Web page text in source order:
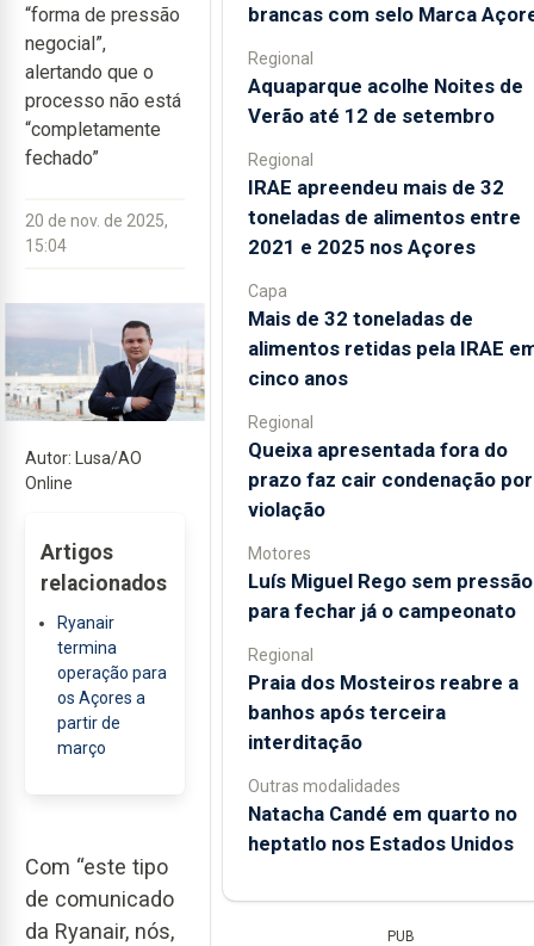
“forma de pressão
negocial”,
alertando que o
processo não está
“completamente
fechado”
20 de nov. de 2025,
15:04
Autor: Lusa/AO
Online
Artigos
relacionados
Ryanair
termina
operação para
os Açores a
partir de
março
Com “este tipo
de comunicado
da Ryanair, nós,
brancas com selo Marca
Regional
Aquaparque acolhe Noites de
Verão até 12 de setembro
Regional
IRAE apreendeu mais de 32
toneladas de alimentos entre
2021 e 2025 nos Açores
Capa
Mais de 32 toneladas de
alimentos retidas pela IRAE
cinco anos
Regional
Queixa apresentada fora do
prazo faz cair condenação por
violação
Motores
Luís Miguel Rego sem pressão
para fechar já o campeonato
Regional
Praia dos Mosteiros reabre a
banhos após terceira
interditação
Outras modalidades
Natacha Candé em quarto no
heptatlo nos Estados Unidos
PUB